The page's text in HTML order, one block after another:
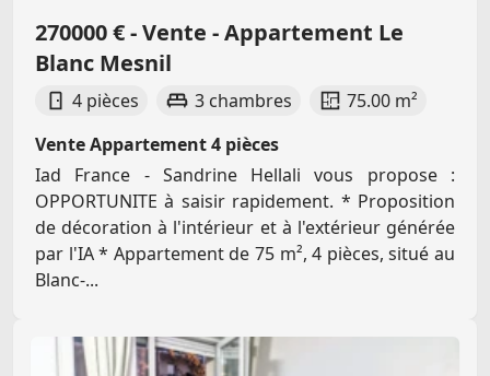
270000 € - Vente - Appartement Le
Blanc Mesnil
4 pièces 3 chambres
75.00 m²
Vente Appartement 4 pièces
Iad France - Sandrine Hellali vous propose :
OPPORTUNITE à saisir rapidement. * Proposition
de décoration à l'intérieur et à l'extérieur générée
par l'IA * Appartement de 75 m², 4 pièces, situé au
Blanc-...